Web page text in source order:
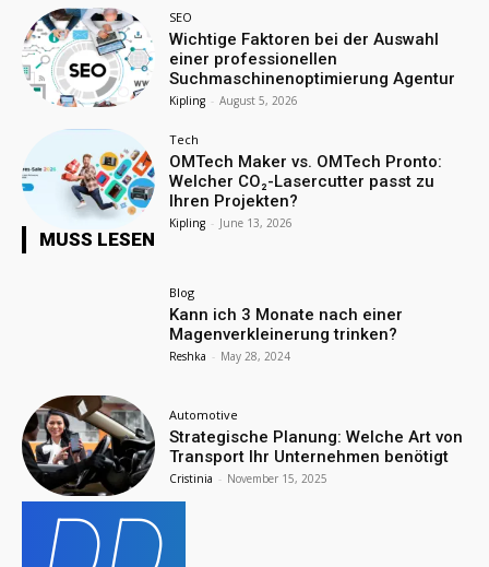
SEO
Wichtige Faktoren bei der Auswahl
einer professionellen
Suchmaschinenoptimierung Agentur
Kipling - August 5, 2026
Tech
OMTech Maker vs. OMTech Pronto:
Welcher CO₂-Lasercutter passt zu
Ihren Projekten?
Kipling - June 13, 2026
MUSS LESEN
Blog
Kann ich 3 Monate nach einer
Magenverkleinerung trinken?
Reshka - May 28, 2024
Automotive
Strategische Planung: Welche Art von
Transport Ihr Unternehmen benötigt
Cristinia - November 15, 2025